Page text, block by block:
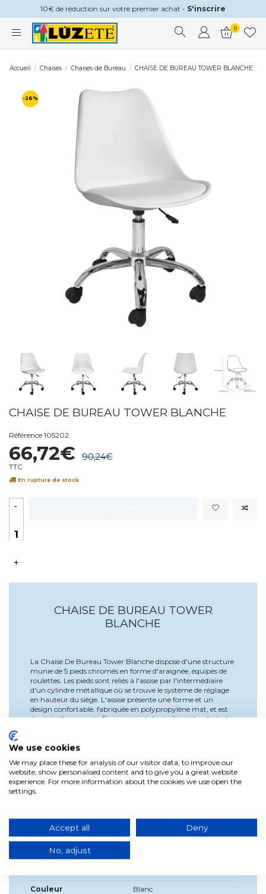
10€ de réduction sur votre premier achat - S'inscrire
0
Accueil Chaises Chaises de Bureau CHAISE DE BUREAU TOWER BLANCHE
-26%
CHAISE DE BUREAU TOWER BLANCHE
Référence 105202
66,72€ 90,24€
TTC
En rupture de stock
-
+
CHAISE DE BUREAU TOWER
BLANCHE
La Chaise De Bureau Tower Blanche dispose d'une structure
munie de 5 pieds chromés en forme d'araignée, équipés de
roulettes. Les pieds sont reliés à l'assise par l'intermédiaire
d'un cylindre métallique où se trouve le système de réglage
en hauteur du siège. L'assise présente une forme et un
design confortable, fabriquée en polypropylène mat, et est
équipée d'un coussin fixe recouvert de similicuir. La chaise la
Largeur
58 cm, largeur du siège: 48,5
Haute
Couleur
Blanc
We use cookies
We may place these for analysis of our visitor data, to improve our
website, show personalised content and to give you a great website
experience. For more information about the cookies we use open the
settings.
Accept all Deny
No, adjust